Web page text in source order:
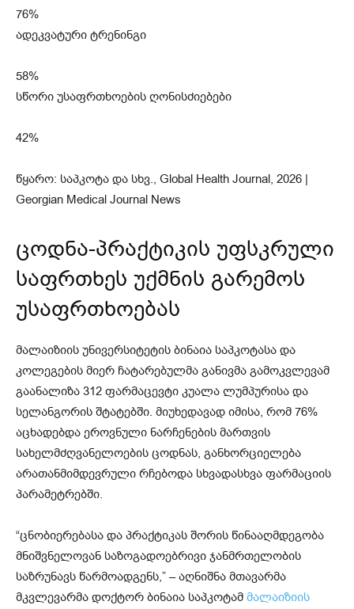
76%
ადეკვატური ტრენინგი
58%
სწორი უსაფრთხოების ღონისძიებები
42%
წყარო: საპკოტა და სხვ., Global Health Journal, 2026 |
Georgian Medical Journal News
ცოდნა-პრაქტიკის უფსკრული
საფრთხეს უქმნის გარემოს
უსაფრთხოებას
მალაიზიის უნივერსიტეტის ბინაია საპკოტასა და
კოლეგების მიერ ჩატარებულმა განივმა გამოკვლევამ
გაანალიზა 312 ფარმაცევტი კუალა ლუმპურისა და
სელანგორის შტატებში. მიუხედავად იმისა, რომ 76%
აცხადებდა ეროვნული ნარჩენების მართვის
სახელმძღვანელოების ცოდნას, განხორციელება
არათანმიმდევრული რჩებოდა სხვადასხვა ფარმაციის
პარამეტრებში.
“ცნობიერებასა და პრაქტიკას შორის წინააღმდეგობა
მნიშვნელოვან საზოგადოებრივი ჯანმრთელობის
საზრუნავს წარმოადგენს,” – აღნიშნა მთავარმა
მკვლევარმა დოქტორ ბინაია საპკოტამ მალაიზიის